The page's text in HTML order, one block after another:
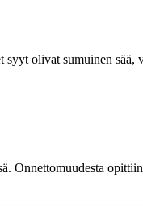
olivat sumuinen
Onnettomuudesta